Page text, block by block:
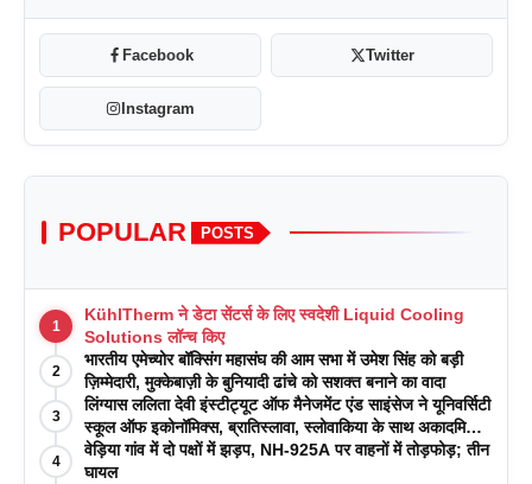
Facebook Twitter
Instagram
POPULAR POSTS
1
KühlTherm ने डेटा सेंटर्स के लिए स्वदेशी Liquid Cooling
Solutions लॉन्च किए
2
भारतीय एमेच्योर बॉक्सिंग महासंघ की आम सभा में उमेश सिंह को बड़ी
ज़िम्मेदारी, मुक्केबाज़ी के बुनियादी ढांचे को सशक्त बनाने का वादा
3
लिंग्यास ललिता देवी इंस्टीट्यूट ऑफ मैनेजमेंट एंड साइंसेज ने यूनिवर्सिटी
स्कूल ऑफ इकोनॉमिक्स, ब्रातिस्लावा, स्लोवाकिया के साथ अकादमिक
पत्रिकाओं में प्रकाशन रणनीतियों पर एक दिवसीय कार्यशाला का
आयोजन किया
4
वेड़िया गांव में दो पक्षों में झड़प, NH-925A पर वाहनों में तोड़फोड़; तीन
घायल